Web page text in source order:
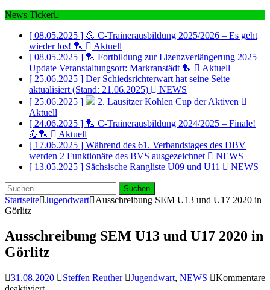
News Ticker
[ 08.05.2025 ] 💪 C-Trainerausbildung 2025/2026 – Es geht
wieder los! 🏸
Aktuell
[ 08.05.2025 ] 🏸 Fortbildung zur Lizenzverlängerung 2025 –
Update Veranstaltungsort: Markranstädt 🏸
Aktuell
[ 25.06.2025 ] Der Schiedsrichterwart hat seine Seite
aktualisiert (Stand: 21.06.2025)
NEWS
[ 25.06.2025 ]
2. Lausitzer Kohlen Cup der Aktiven
Aktuell
[ 24.06.2025 ] 🏸 C-Trainerausbildung 2024/2025 – Finale!
💪🏸
Aktuell
[ 17.06.2025 ] Während des 61. Verbandstages des DBV
werden 2 Funktionäre des BVS ausgezeichnet
NEWS
[ 13.05.2025 ] Sächsische Rangliste U09 und U11
NEWS
Suchen
nach:
Startseite Jugendwart
Ausschreibung SEM U13 und U17 2020 in
Görlitz
Ausschreibung SEM U13 und U17 2020 in
Görlitz
31.08.2020 Steffen Reuther Jugendwart, NEWS
Kommentare